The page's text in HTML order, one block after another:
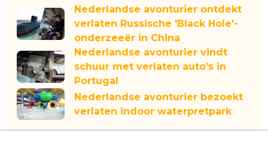
Nederlandse avonturier ontdekt
verlaten Russische 'Black Hole'-
onderzeeër in China
Nederlandse avonturier vindt
schuur met verlaten auto’s in
Portugal
Nederlandse avonturier bezoekt
verlaten indoor waterpretpark